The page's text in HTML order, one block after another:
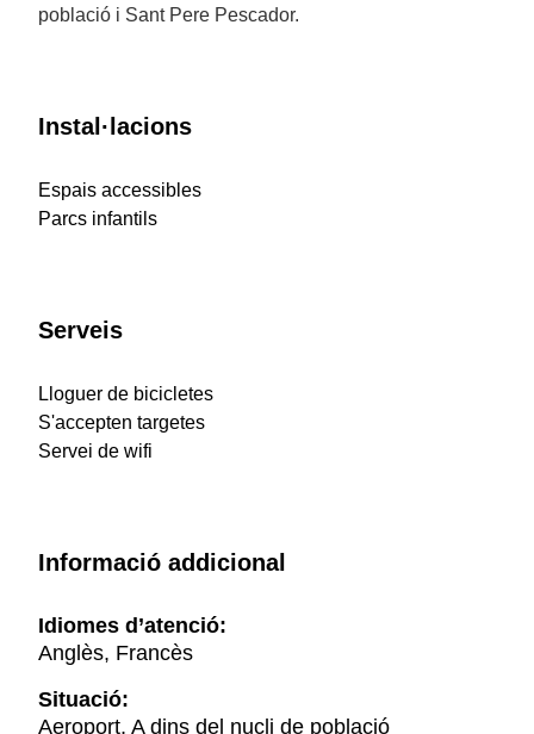
població i Sant Pere Pescador.
Instal·lacions
Espais accessibles
Parcs infantils
Serveis
Lloguer de bicicletes
S'accepten targetes
Servei de wifi
Informació addicional
Idiomes d’atenció:
Anglès, Francès
Situació:
Aeroport, A dins del nucli de població